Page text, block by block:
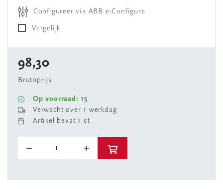
Configureer via ABB e-Configure
Vergelijk
98,30
Brutoprijs
Op voorraad: 15
Verwacht over 1 werkdag
Artikel bevat 1 st